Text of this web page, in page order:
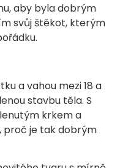
aby byla dobrým
svůj štěkot, kterým
a vahou mezi 18 a
stavbu těla. S
krkem a
proč je tak dobrým